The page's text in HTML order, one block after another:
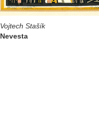
Vojtech Stašík
Nevesta